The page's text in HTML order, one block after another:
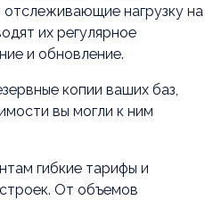
отслеживающие нагрузку на
их регулярное
и обновление.
копии ваших баз,
вы могли к ним
гибкие тарифы и
От объемов